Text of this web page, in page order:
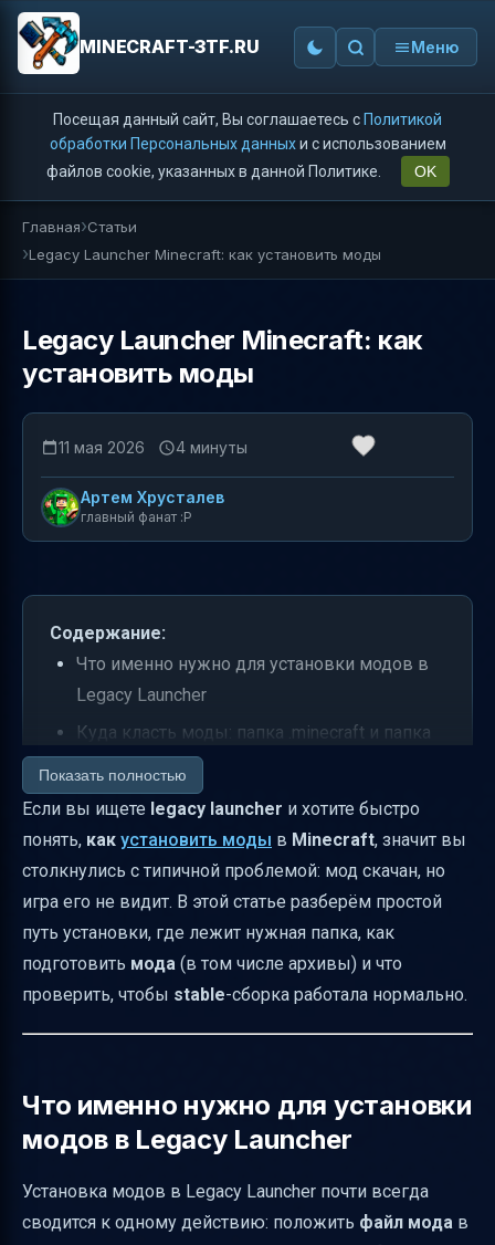
MINECRAFT-3TF.RU Меню
Посещая данный сайт, Вы соглашаетесь с Политикой
обработки Персональных данныхи с использованием
файлов cookie, указанных в данной Политике.
OK
Главная Статьи
Legacy Launcher Minecraft: как установить моды
Legacy Launcher Minecraft: как
установить моды
11 мая 2026 4 минуты
Артем Хрусталев
главный фанат :P
Содержание:
Что именно нужно для установки модов в
Legacy Launcher
Куда класть моды: папка .minecraft и папка
mods
Как установить моды: шаги по порядку
Нужно ли разархивировать моды перед
установкой
Какие моды совместимы с Legacy Launcher
stable
Где найти моды для Minecraft
Частые вопросы по Legacy Launcher и
модам
Итог: быстрый рецепт установки модов
Показать полностью
Если вы ищете legacy launcher и хотите быстро
понять, как установить моды в Minecraft, значит вы
столкнулись с типичной проблемой: мод скачан, но
игра его не видит. В этой статье разберём простой
путь установки, где лежит нужная папка, как
подготовить мода (в том числе архивы) и что
проверить, чтобы stable-сборка работала нормально.
Что именно нужно для установки
модов в Legacy Launcher
Установка модов в Legacy Launcher почти всегда
сводится к одному действию: положить файл мода в